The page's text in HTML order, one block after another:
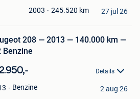
2003 245.520 km 27 jul 26
208 — 2013 — 140.000 km —
Benzine
Details
Benzine 2 aug 26